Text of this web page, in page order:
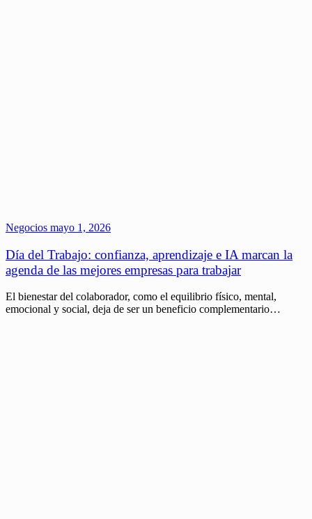
Negocios mayo 1, 2026
Día del Trabajo: confianza, aprendizaje e IA marcan la
agenda de las mejores empresas para trabajar
El bienestar del colaborador, como el equilibrio físico, mental,
emocional y social, deja de ser un beneficio complementario…